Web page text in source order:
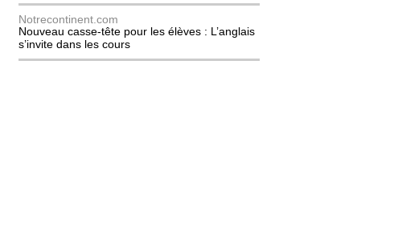
Notrecontinent.com
Nouveau casse-tête pour les élèves : L’anglais
s’invite dans les cours